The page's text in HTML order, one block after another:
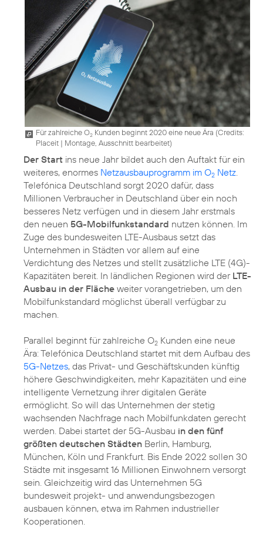
Für zahlreiche O2 Kunden beginnt 2020 eine neue Ära (Credits:
Placeit | Montage, Ausschnitt bearbeitet)
Der Start ins neue Jahr bildet auch den Auftakt für ein
weiteres, enormes Netzausbauprogramm im O2 Netz.
Telefónica Deutschland sorgt 2020 dafür, dass
Millionen Verbraucher in Deutschland über ein noch
besseres Netz verfügen und in diesem Jahr erstmals
den neuen 5G-Mobilfunkstandard nutzen können. Im
Zuge des bundesweiten LTE-Ausbaus setzt das
Unternehmen in Städten vor allem auf eine
Verdichtung des Netzes und stellt zusätzliche LTE (4G)-
Kapazitäten bereit. In ländlichen Regionen wird der LTE-
Ausbau in der Fläche weiter vorangetrieben, um den
Mobilfunkstandard möglichst überall verfügbar zu
machen.
Parallel beginnt für zahlreiche O2 Kunden eine neue
Ära: Telefónica Deutschland startet mit dem Aufbau des
5G-Netzes, das Privat- und Geschäftskunden künftig
höhere Geschwindigkeiten, mehr Kapazitäten und eine
intelligente Vernetzung ihrer digitalen Geräte
ermöglicht. So will das Unternehmen der stetig
wachsenden Nachfrage nach Mobilfunkdaten gerecht
werden. Dabei startet der 5G-Ausbau in den fünf
größten deutschen Städten Berlin, Hamburg,
München, Köln und Frankfurt. Bis Ende 2022 sollen 30
Städte mit insgesamt 16 Millionen Einwohnern versorgt
sein. Gleichzeitig wird das Unternehmen 5G
bundesweit projekt- und anwendungsbezogen
ausbauen können, etwa im Rahmen industrieller
Kooperationen.